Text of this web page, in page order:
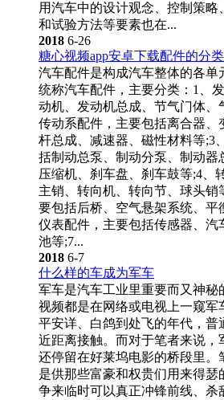
用汽车中的设计观念、控制策略
和试验方法等要素也在...
2018 6-26
糖心视频app安卓下载配件的分类都
汽车配件是构成汽车整体的各单
统称汽车配件，主要分类：1
动机、发动机总成、节气门体
传动系配件，主要包括离合器
杆总成、减速器、磁性材料等
括制动总泵、制动分泵、制动器总
压缩机、刹车盘、刹车鼓等;4、
主销、转向机、转向节、球头
要包括后桥、空气悬架系统、平
仪表配件，主要包括传感器、汽
池等;7...
2018 6-7
什么样的车成为军车
军车是汽车工业里重要而又神秘的
视频都是在网络或电视上一窥军
平安详、白鸽到处飞的年代
近距离接触。而对于笔者来说
还停留在好莱坞电影的桥段里
是供那些富豪和权贵们用来得瑟的
争来临时可以真正冲锋前线、杀